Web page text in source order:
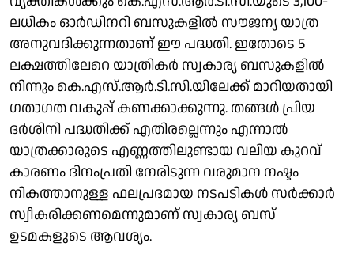
ലധികം ഓർഡിനറി ബസുകളിൽ സൗജന്യ യാത്ര
അനുവദിക്കുന്നതാണ് ഈ പദ്ധതി. ഇതോടെ 5
ലക്ഷത്തിലേറെ യാത്രികർ സ്വകാര്യ ബസുകളിൽ
നിന്നും കെ.എസ്.ആർ.ടി.സി.യിലേക്ക് മാറിയതായി
ഗതാഗത വകുപ്പ് കണക്കാക്കുന്നു. തങ്ങൾ പ്രിയ​
ദർശിനി പദ്ധതിക്ക് എതിരല്ലെന്നും എന്നാൽ
യാത്രക്കാരുടെ എണ്ണത്തിലുണ്ടായ വലിയ കുറവ്
കാരണം ദിനംപ്രതി നേരിടുന്ന വരുമാന നഷ്ടം
നികത്താനുള്ള ഫലപ്ര​ദമായ നടപടികൾ സർക്കാർ
സ്വീകരിക്കണമെന്നുമാണ് സ്വകാര്യ ബസ്
ഉടമകളുടെ ആവശ്യം.